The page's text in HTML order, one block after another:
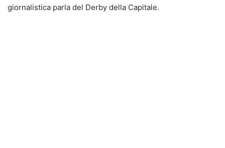
giornalistica parla del Derby della Capitale.